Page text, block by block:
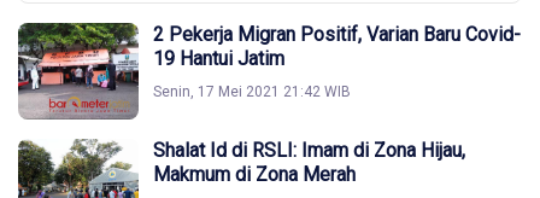
2 Pekerja Migran Positif, Varian Baru Covid-
19 Hantui Jatim
Senin, 17 Mei 2021 21:42 WIB
Shalat Id di RSLI: Imam di Zona Hijau,
Makmum di Zona Merah